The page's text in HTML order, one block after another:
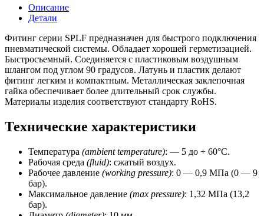
CSNSP
Описание
Детали
Фитинг серии SPLF предназначен для быстрого подключения
пневматической системы. Обладает хорошей герметизацией.
Быстросъемный. Соединяется с пластиковым воздушным
шлангом под углом 90 градусов. Латунь и пластик делают
фитинг легким и компактным. Металлическая заклепочная
гайка обеспечивает более длительный срок службы.
Материалы изделия соответствуют стандарту RoHS.
Технические характеристики
Температура (ambient temperature): — 5 до + 60°C.
Рабочая среда (fluid): сжатый воздух.
Рабочее давление (working pressure): 0 — 0,9 МПа (0 — 9
бар).
Максимальное давление (max pressure): 1,32 МПа (13,2
бар).